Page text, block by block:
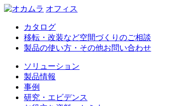
オフィス
カタログ
移転・改装など空間づくりのご相談
製品の使い方・その他お問い合わせ
ソリューション
製品情報
事例
研究・エビデンス